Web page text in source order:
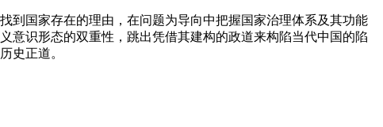
国家存在的理由，在问题为导向中把握国家治理体系及其功能
意识形态的双重性，跳出凭借其建构的政道来构陷当代中国的陷
史正道。